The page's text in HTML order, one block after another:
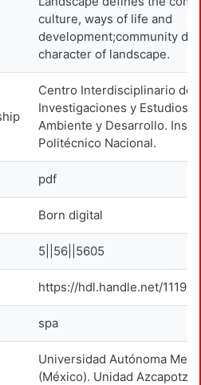
culture, ways of life and
development;community
character of landscape.
Centro Interdisciplinario de
Investigaciones y Estudios
Ambiente y Desarrollo.
Politécnico Nacional.
pdf
Born digital
5||56||5605
https://hdl.handle.net/11191/
spa
Universidad Autónoma
(México). Unidad